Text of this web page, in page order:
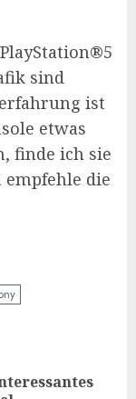
sind
ist
etwas
finde ich sie
die